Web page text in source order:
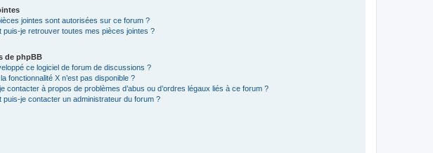
jointes sont autorisées sur ce forum ?
puis-je retrouver toutes mes pièces jointes ?
de phpBB
ce logiciel de forum de discussions ?
fonctionnalité X n’est pas disponible ?
contacter à propos de problèmes d’abus ou d’ordres légaux liés à ce forum ?
puis-je contacter un administrateur du forum ?